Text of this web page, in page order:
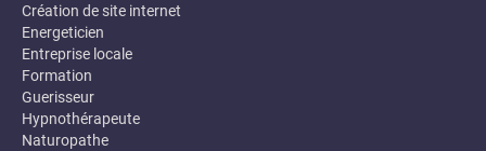
Création de site internet
Energeticien
Entreprise locale
Formation
Guerisseur
Hypnothérapeute
Naturopathe